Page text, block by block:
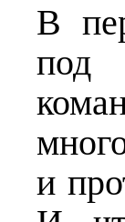
В
под
и